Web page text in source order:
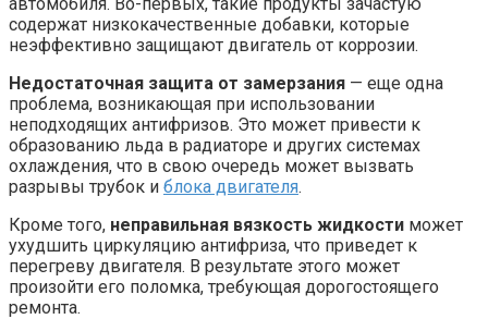
содержат низкокачественные добавки, которые
неэффективно защищают двигатель от коррозии.
Недостаточная защита от замерзания — еще одна
проблема, возникающая при использовании
неподходящих антифризов. Это может привести к
образованию льда в радиаторе и других системах
охлаждения, что в свою очередь может вызвать
разрывы трубок и блока двигателя.
Кроме того, неправильная вязкость жидкости может
ухудшить циркуляцию антифриза, что приведет к
перегреву двигателя. В результате этого может
произойти его поломка, требующая дорогостоящего
ремонта.